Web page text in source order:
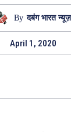
By दबंग भारत न्यूज़
April 1, 2020